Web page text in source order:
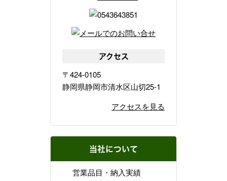
アクセス
〒424-0105
静岡県静岡市清水区山切25-1
アクセスを見る
当社について
営業品目・納入実績